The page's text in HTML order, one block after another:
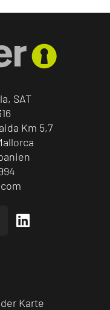
SAT
Km 5,7
Karte